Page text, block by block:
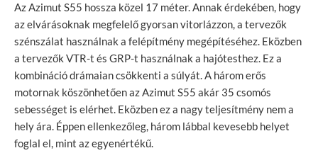
Az Azimut S55 hossza közel 17 méter. Annak érdekében, hogy
az elvárásoknak megfelelő gyorsan vitorlázzon, a tervezők
szénszálat használnak a felépítmény megépítéséhez. Eközben
a tervezők VTR-t és GRP-t használnak a hajótesthez. Ez a
kombináció drámaian csökkenti a súlyát. A három erős
motornak köszönhetően az Azimut S55 akár 35 csomós
sebességet is elérhet. Eközben ez a nagy teljesítmény nem a
hely ára. Éppen ellenkezőleg, három lábbal kevesebb helyet
foglal el, mint az egyenértékű.